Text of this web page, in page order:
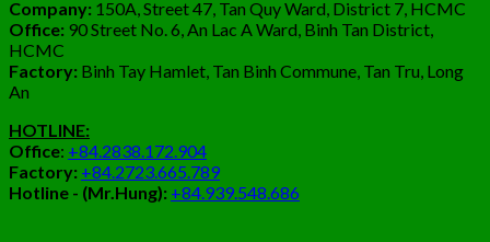
Company: 150A, Street 47, Tan Quy Ward, District 7, HCMC
Office: 90 Street No. 6, An Lac A Ward, Binh Tan District,
HCMC
Factory: Binh Tay Hamlet, Tan Binh Commune, Tan Tru, Long
An
HOTLINE:
Office: +84.2838.172.904
Factory: +84.2723.665.789
Hotline - (Mr.Hung): +84.939.548.686